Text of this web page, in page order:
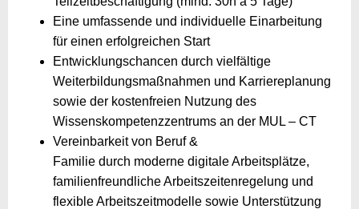
Eine umfassende und individuelle Einarbeitung
für einen erfolgreichen Start
Entwicklungschancen durch vielfältige
Weiterbildungsmaßnahmen und Karriereplanung
sowie der kostenfreien Nutzung des
Wissenskompetenzzentrums an der MUL – CT
Vereinbarkeit von Beruf &
Familie durch moderne digitale Arbeitsplätze,
familienfreundliche Arbeitszeitenregelung und
flexible Arbeitszeitmodelle sowie Unterstützung